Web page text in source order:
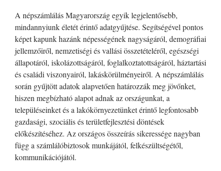
A népszámlálás Magyarország egyik legjelentősebb,
mindannyiunk életét érintő adatgyűjtése. Segítségével pontos
képet kapunk hazánk népességének nagyságáról, demográfiai
jellemzőiről, nemzetiségi és vallási összetételéről, egészségi
állapotáról, iskolázottságáról, foglalkoztatottságáról, háztartási
és családi viszonyairól, lakáskörülményeiről. A népszámlálás
során gyűjtött adatok alapvetően határozzák meg jövőnket,
hiszen megbízható alapot adnak az országunkat, a
településeinket és a lakókörnyezetünket érintő legfontosabb
gazdasági, szociális és területfejlesztési döntések
előkészítéséhez. Az országos összeírás sikeressége nagyban
függ a számlálóbiztosok munkájától, felkészültségétől,
kommunikációjától.